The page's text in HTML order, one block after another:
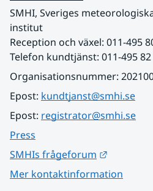
SMHI, Sveriges
institut
Reception och växel: 011-495
Telefon kundtjänst: 011-495 82
Organisationsnummer:
Epost: kundtjanst@smhi.se
Epost: registrator@smhi.se
Press
SMHIs frågeforum
Mer kontaktinformation